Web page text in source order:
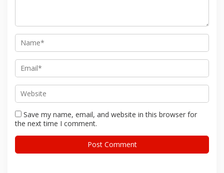
Save my name, email, and website in this browser for
the next time I comment.